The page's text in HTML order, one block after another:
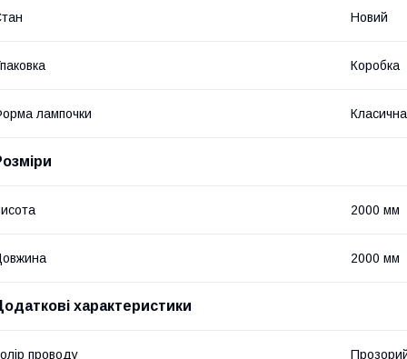
Новий
Коробка
лампочки Класична
2000 мм
2000 мм
характеристики
проводу